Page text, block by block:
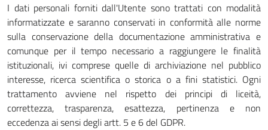
I dati personali forniti dall'Utente sono trattati con modalità
informatizzate e saranno conservati in conformità alle norme
sulla conservazione della documentazione amministrativa e
comunque per il tempo necessario a raggiungere le finalità
istituzionali, ivi comprese quelle di archiviazione nel pubblico
interesse, ricerca scientifica o storica o a fini statistici. Ogni
trattamento avviene nel rispetto dei principi di liceità,
correttezza, trasparenza, esattezza, pertinenza e non
eccedenza ai sensi degli artt. 5 e 6 del GDPR.